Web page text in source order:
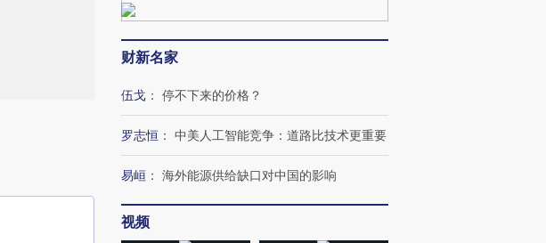
财新名家
伍戈 ： 停不下来的价格？
罗志恒 ： 中美人工智能竞争：道路比技术更重要
易峘 ： 海外能源供给缺口对中国的影响
视频